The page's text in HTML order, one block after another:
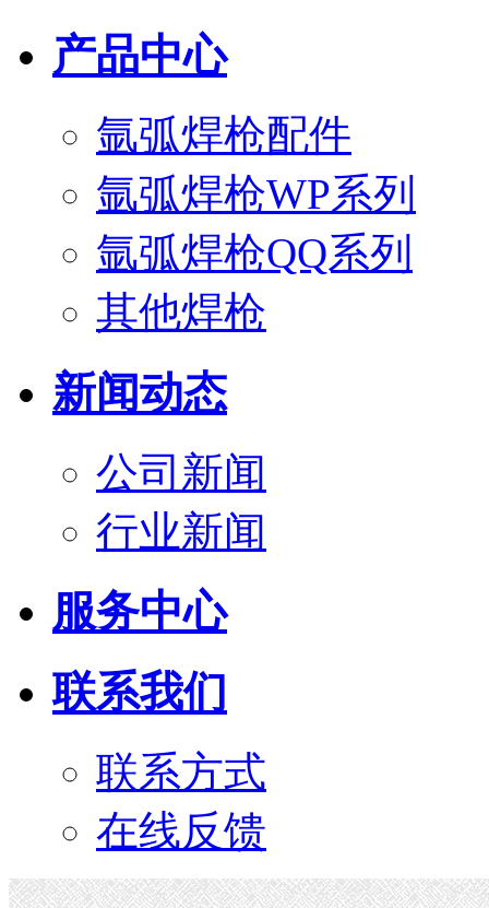
产品中心
氩弧焊枪配件
氩弧焊枪WP系列
氩弧焊枪QQ系列
其他焊枪
新闻动态
公司新闻
行业新闻
服务中心
联系我们
联系方式
在线反馈